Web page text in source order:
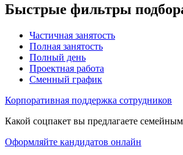
Быстрые фильтры
Частичная занятость
Полная занятость
Полный день
Проектная работа
Сменный график
Корпоративная поддержка сотрудников
Какой соцпакет вы предлагаете
Оформляйте кандидатов онлайн